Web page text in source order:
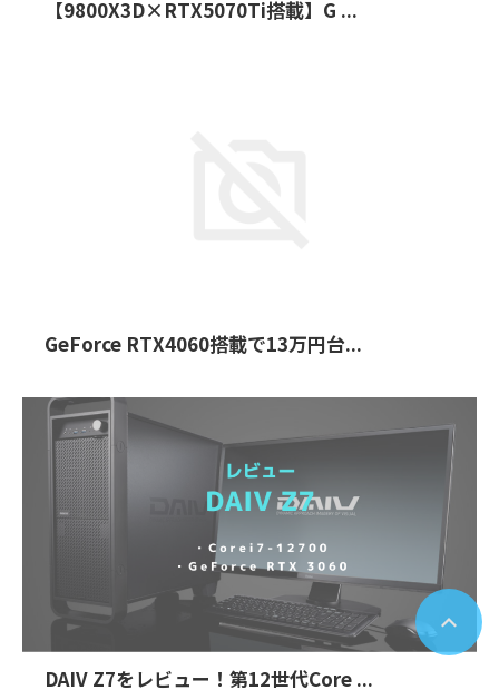
【9800X3D×RTX5070Ti搭載】G ...
GeForce RTX4060搭載で13万円台...
DAIV Z7をレビュー！第12世代Core ...